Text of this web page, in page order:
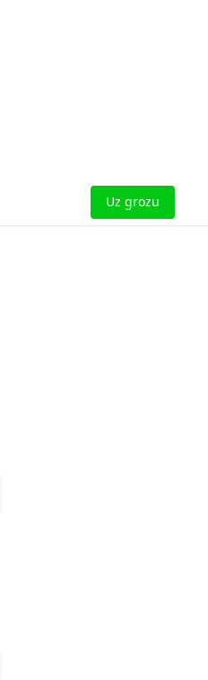
Uz grozu